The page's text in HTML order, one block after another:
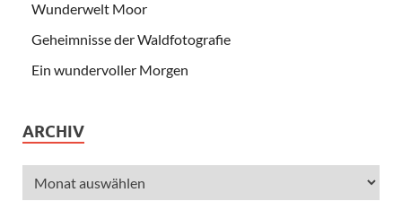
Wunderwelt Moor
Geheimnisse der Waldfotografie
Ein wundervoller Morgen
ARCHIV